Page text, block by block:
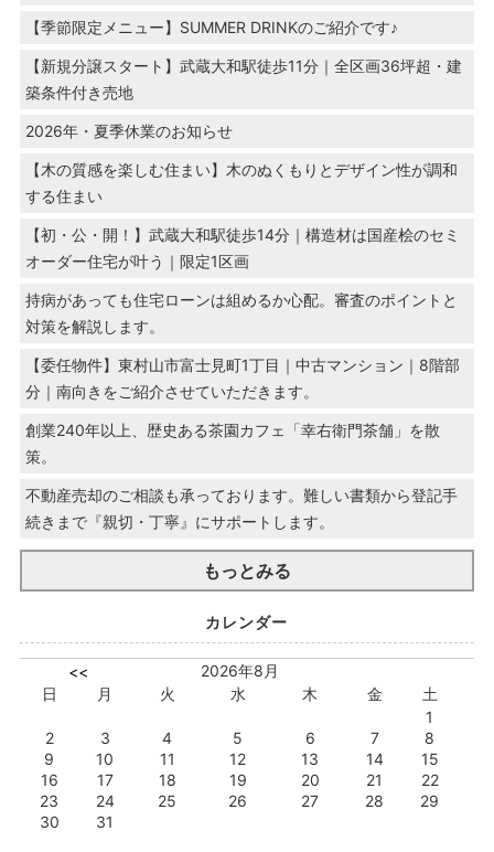
【季節限定メニュー】SUMMER DRINKのご紹介です♪
【新規分譲スタート】武蔵大和駅徒歩11分｜全区画36坪超・建
築条件付き売地
2026年・夏季休業のお知らせ
【木の質感を楽しむ住まい】木のぬくもりとデザイン性が調和
する住まい
【初・公・開！】武蔵大和駅徒歩14分｜構造材は国産桧のセミ
オーダー住宅が叶う｜限定1区画
持病があっても住宅ローンは組めるか心配。審査のポイントと
対策を解説します。
【委任物件】東村山市富士見町1丁目｜中古マンション｜8階部
分｜南向きをご紹介させていただきます。
創業240年以上、歴史ある茶園カフェ「幸右衛門茶舗」を散
策。
不動産売却のご相談も承っております。難しい書類から登記手
続きまで『親切・丁寧』にサポートします。
もっとみる
カレンダー
<<
2026年8月
日
月 火 水 木 金
土
1
2
3 4 5 6 7
8
9
10 11 12 13 14
15
16
17 18 19 20 21
22
23
24 25 26 27 28
29
30
31